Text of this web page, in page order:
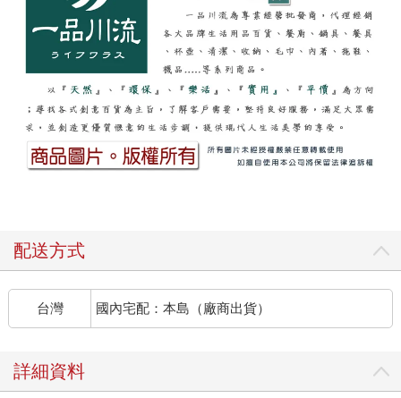
配送方式
台灣 國內宅配：本島（廠商出貨）
詳細資料